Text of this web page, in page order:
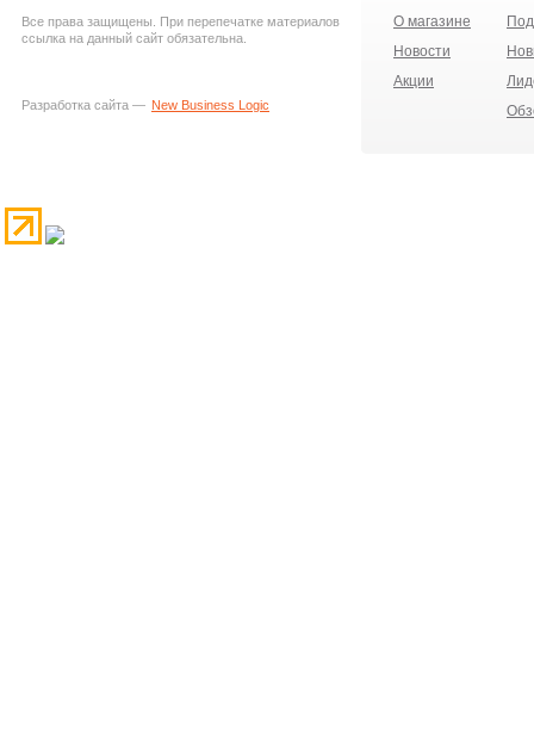
Все права защищены. При перепечатке материалов
ссылка на данный сайт обязательна.
Разработка сайта — New Business Logic
О магазине
Новости
Акции